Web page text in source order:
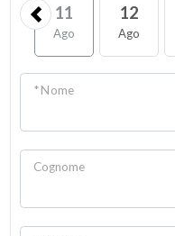
11
Ago
12
Ago
* Nome
Cognome